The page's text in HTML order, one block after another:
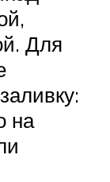
Для
на